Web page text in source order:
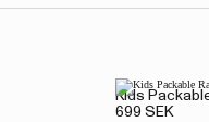
Kids
699 SEK